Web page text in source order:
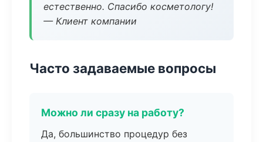
естественно. Спасибо косметологу!
— Клиент компании
Часто задаваемые вопросы
Можно ли сразу на работу?
Да, большинство процедур без